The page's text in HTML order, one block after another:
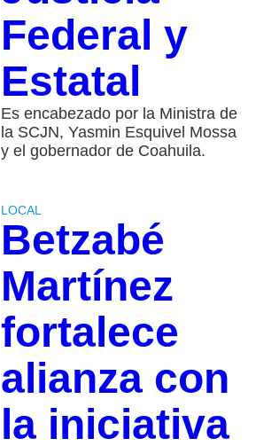
Federal y
Estatal
Es encabezado por la Ministra de
la SCJN, Yasmin Esquivel Mossa
y el gobernador de Coahuila.
LOCAL
Betzabé
Martínez
fortalece
alianza con
la iniciativa